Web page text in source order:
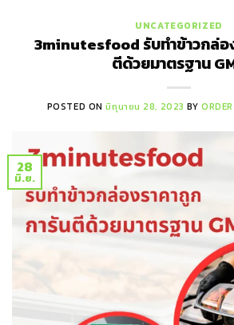
UNCATEGORIZED
3minutesfood รับทำข้าวกล่อ
ตีด้วยมาตรฐาน
POSTED ONมิถุนายน 28, 2023 BY
28
มิ.ย.